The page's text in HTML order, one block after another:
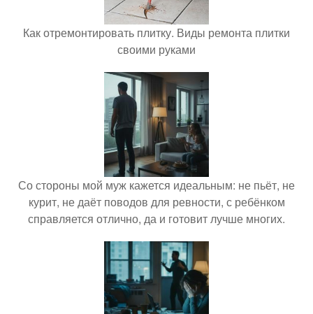
Как отремонтировать плитку. Виды ремонта плитки
своими руками
Со стороны мой муж кажется идеальным: не пьёт, не
курит, не даёт поводов для ревности, с ребёнком
справляется отлично, да и готовит лучше многих.